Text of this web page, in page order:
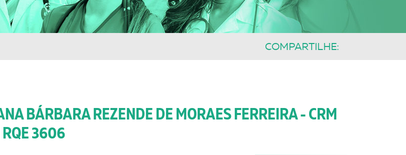
COMPARTILHE:
BÁRBARA REZENDE DE MORAES FERREIRA - CRM
3606